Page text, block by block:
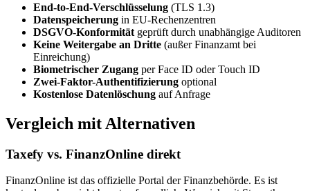
End-to-End-Verschlüsselung (TLS 1.3)
Datenspeicherung in EU-Rechenzentren
DSGVO-Konformität geprüft durch unabhängige Auditoren
Keine Weitergabe an Dritte (außer Finanzamt bei
Einreichung)
Biometrischer Zugang per Face ID oder Touch ID
Zwei-Faktor-Authentifizierung optional
Kostenlose Datenlöschung auf Anfrage
Vergleich mit Alternativen
Taxefy vs. FinanzOnline direkt
FinanzOnline ist das offizielle Portal der Finanzbehörde. Es ist